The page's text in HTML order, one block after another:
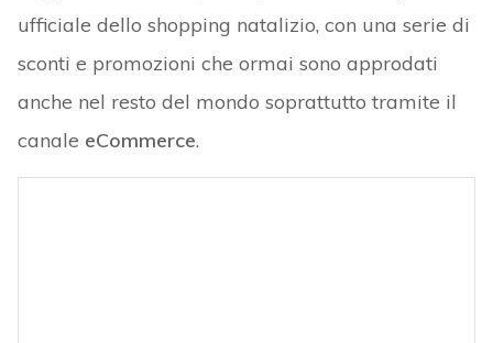
ufficiale dello shopping natalizio, con una serie di
sconti e promozioni che ormai sono approdati
anche nel resto del mondo soprattutto tramite il
canale eCommerce.